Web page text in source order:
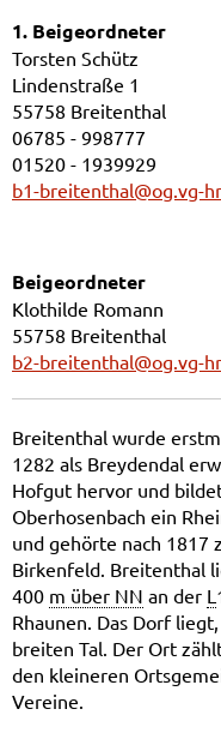
1. Beigeordneter
Torsten Schütz
Lindenstraße 1
55758 Breitenthal
06785 - 998777
01520 - 1939929
b1-breitenthal@og.vg-
Beigeordneter
Klothilde Romann
55758 Breitenthal
b2-breitenthal@og.vg-
Breitenthal wurde
1282 als Breydendal
Hofgut hervor und
Oberhosenbach ein
und gehörte nach 1817
Birkenfeld. Breitenthal
400 m über NN an der L
Rhaunen. Das Dorf
breiten Tal. Der Ort
den kleineren
Vereine.